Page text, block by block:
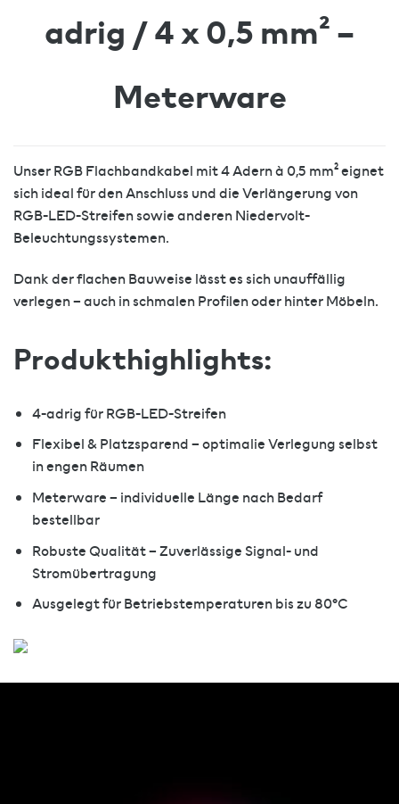
adrig / 4 x 0,5 mm² –
Meterware
Unser RGB Flachbandkabel mit 4 Adern à 0,5 mm² eignet
sich ideal für den Anschluss und die Verlängerung von
RGB-LED-Streifen sowie anderen Niedervolt-
Beleuchtungssystemen.
Dank der flachen Bauweise lässt es sich unauffällig
verlegen – auch in schmalen Profilen oder hinter Möbeln.
Produkthighlights:
4-adrig für RGB-LED-Streifen
Flexibel & Platzsparend – optimalie Verlegung selbst
in engen Räumen
Meterware – individuelle Länge nach Bedarf
bestellbar
Robuste Qualität – Zuverlässige Signal- und
Stromübertragung
Ausgelegt für Betriebstemperaturen bis zu 80°C